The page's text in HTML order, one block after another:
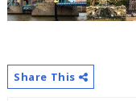
Share This